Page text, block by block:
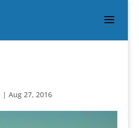
| Aug 27, 2016